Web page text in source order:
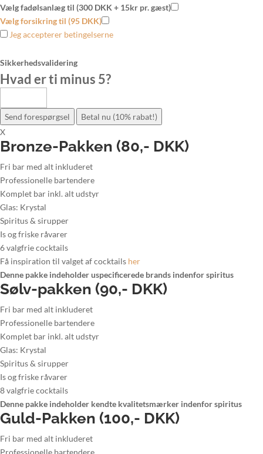
Vælg fadølsanlæg til (300 DKK + 15kr pr. gæst)
Vælg forsikring til (95 DKK)
Jeg accepterer betingelserne
Sikkerhedsvalidering
Hvad er ti minus 5?
Send forespørgsel
Betal nu (10% rabat!)
X
Bronze-Pakken (80,- DKK)
Fri bar med alt inkluderet
Professionelle bartendere
Komplet bar inkl. alt udstyr
Glas: Krystal
Spiritus & sirupper
Is og friske råvarer
6 valgfrie cocktails
Få inspiration til valget af cocktails her
Denne pakke indeholder uspecificerede brands indenfor spiritus
Sølv-pakken (90,- DKK)
Fri bar med alt inkluderet
Professionelle bartendere
Komplet bar inkl. alt udstyr
Glas: Krystal
Spiritus & sirupper
Is og friske råvarer
8 valgfrie cocktails
Denne pakke indeholder kendte kvalitetsmærker indenfor spiritus
Guld-Pakken (100,- DKK)
Fri bar med alt inkluderet
Professionelle bartendere